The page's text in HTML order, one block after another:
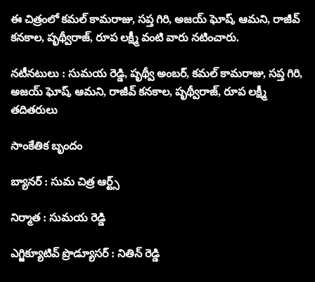
ఈ చిత్రంలో కమల్ కామరాజు, సప్త గిరి, అజయ్ ఘోష్, ఆమని, రాజీవ్
కనకాల, పృథ్వీరాజ్, రూప లక్ష్మీ వంటి వారు నటించారు.
నటీనటులు : సుమయ రెడ్డి, పృథ్వీ అంబర్, కమల్ కామరాజు, సప్త గిరి,
అజయ్ ఘోష్, ఆమని, రాజీవ్ కనకాల, పృథ్వీరాజ్, రూప లక్ష్మీ
తదితరులు
సాంకేతిక బృందం
బ్యానర్ : సుమ చిత్ర ఆర్ట్స్
నిర్మాత : సుమయ రెడ్డి
ఎగ్జిక్యూటివ్ ప్రొడ్యూసర్ : నితిన్ రెడ్డి